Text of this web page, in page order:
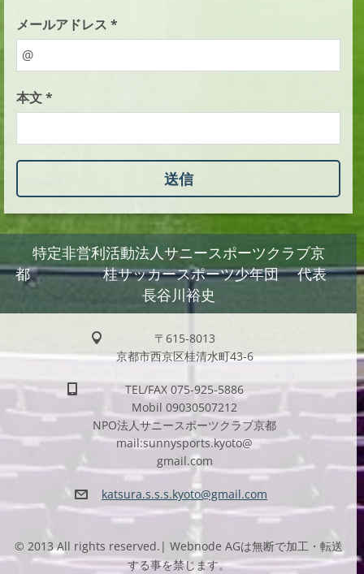
メールアドレス *
本文 *
特定非営利活動法人サニースポーツクラブ京
都 桂サッカースポーツ少年団 代表
長谷川裕史
〒615-8013
京都市西京区桂清水町43-6
TEL/FAX 075-925-5886
Mobil 09030507212
NPO法人サニースポーツクラブ京都
mail:sunnysports.kyoto@
gmail.com
katsura.s.s.s.kyoto@gmail.com
© 2013 All rights reserved.| Webnode AGは無断で加工・転送
する事を禁じます。